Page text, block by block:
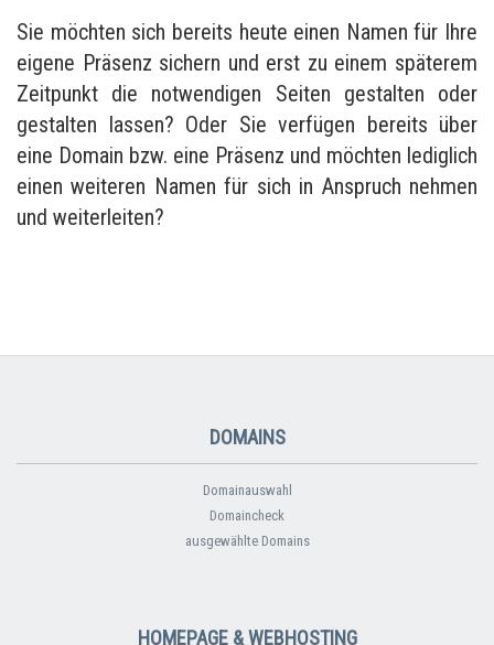
Sie möchten sich bereits heute einen Namen für Ihre
eigene Präsenz sichern und erst zu einem späterem
Zeitpunkt die notwendigen Seiten gestalten oder
gestalten lassen? Oder Sie verfügen bereits über
eine Domain bzw. eine Präsenz und möchten lediglich
einen weiteren Namen für sich in Anspruch nehmen
und weiterleiten?
DOMAINS
Domainauswahl
Domaincheck
ausgewählte Domains
HOMEPAGE & WEBHOSTING